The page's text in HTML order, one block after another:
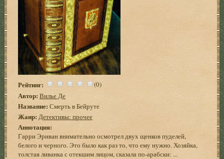
Рейтинг: (0)
Автор: Вилье Де
Название: Смерть в Бейруте
Жанр: Детективы: прочее
Аннотация:
Гарри Эриван внимательно осмотрел двух щенков пуделей,
белого и черного. Это было как раз то, что ему нужно. Хозяйка,
толстая ливанка с отекшим лицом, сказала по-арабски: ...